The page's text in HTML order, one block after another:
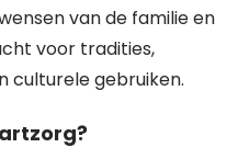
van de familie en
voor tradities,
culturele gebruiken.